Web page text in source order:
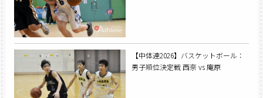
【中体連2026】バスケットボール：
男子順位決定戦 西奈 vs 庵原